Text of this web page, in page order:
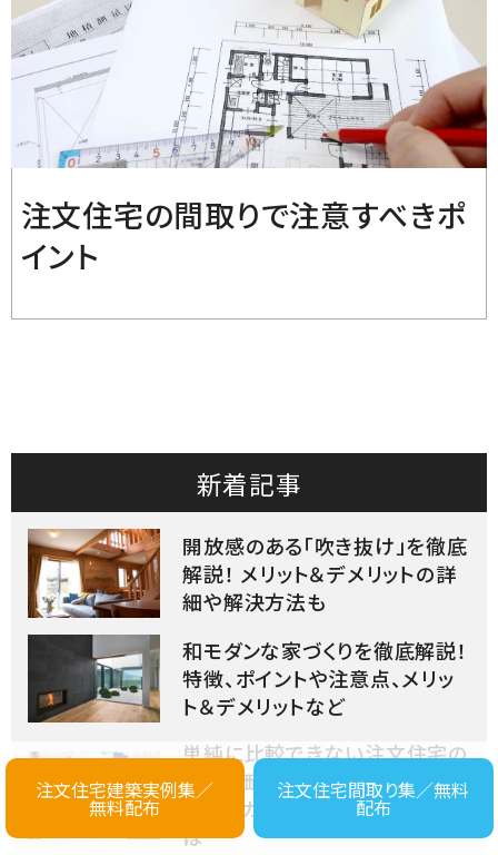
2021.10.13
注文住宅の間取りで注意すべきポ
イント
新着記事
開放感のある「吹き抜け」を徹底
解説！ メリット＆デメリットの詳
細や解決方法も
和モダンな家づくりを徹底解説！
特徴、ポイントや注意点、メリッ
ト＆デメリットなど
単純に比較できない注文住宅の
「坪単価」を徹底解説！ 各ハウ
スメーカーの算出方法の違いと
は
注文住宅建築実例集／
無料配布
注文住宅間取り集／無料
配布